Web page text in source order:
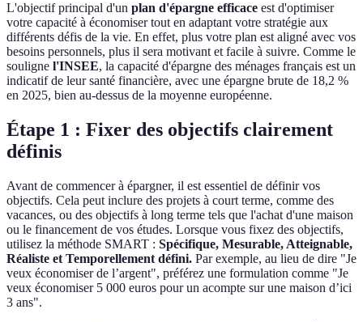
L'objectif principal d'un plan d'épargne efficace est d'optimiser
votre capacité à économiser tout en adaptant votre stratégie aux
différents défis de la vie. En effet, plus votre plan est aligné avec vos
besoins personnels, plus il sera motivant et facile à suivre. Comme le
souligne l'INSEE, la capacité d'épargne des ménages français est un
indicatif de leur santé financière, avec une épargne brute de 18,2 %
en 2025, bien au-dessus de la moyenne européenne.
Étape 1 : Fixer des objectifs clairement
définis
Avant de commencer à épargner, il est essentiel de définir vos
objectifs. Cela peut inclure des projets à court terme, comme des
vacances, ou des objectifs à long terme tels que l'achat d'une maison
ou le financement de vos études. Lorsque vous fixez des objectifs,
utilisez la méthode SMART : Spécifique, Mesurable, Atteignable,
Réaliste et Temporellement défini. Par exemple, au lieu de dire "Je
veux économiser de l’argent", préférez une formulation comme "Je
veux économiser 5 000 euros pour un acompte sur une maison d’ici
3 ans".